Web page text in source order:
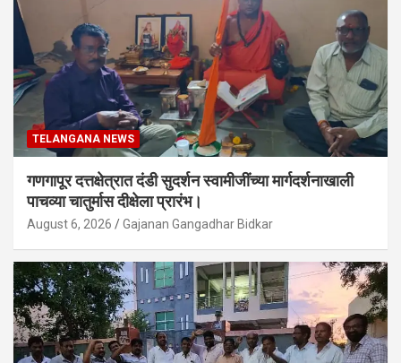
TELANGANA NEWS
गणगापूर दत्तक्षेत्रात दंडी सुदर्शन स्वामीजींच्या मार्गदर्शनाखाली
पाचव्या चातुर्मास दीक्षेला प्रारंभ।
August 6, 2026 Gajanan Gangadhar Bidkar